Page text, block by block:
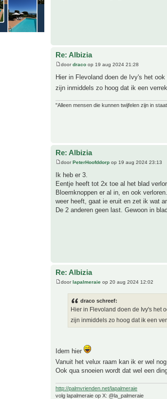
Re: Albizia
doordraco op 19 aug 2024 21:28
Hier in Flevoland doen de Ivy's het
zijn inmiddels zo hoog dat ik een
"Alleen mensen die kunnen twijfelen zijn in
Re: Albizia
doorPeterHoofddorp op 19 aug 2024 23:13
Ik heb er 3.
Eentje heeft tot 2x toe al het blad
Bloemknoppen er al in, en ook
weer heeft, gaat ie eruit en zet ik wat
De 2 anderen geen last. Gewoon in
Re: Albizia
doorlapalmeraie op 20 aug 2024 12:02
draco schreef:
Hier in Flevoland doen de Ivy's het
zijn inmiddels zo hoog dat ik een
Idem hier
Vanuit het velux raam kan ik er wel
Ook qua snoeien wordt dat wel een
http://palmvrienden.net/lapalmeraie
volg lapalmeraie op X: @la_palmeraie